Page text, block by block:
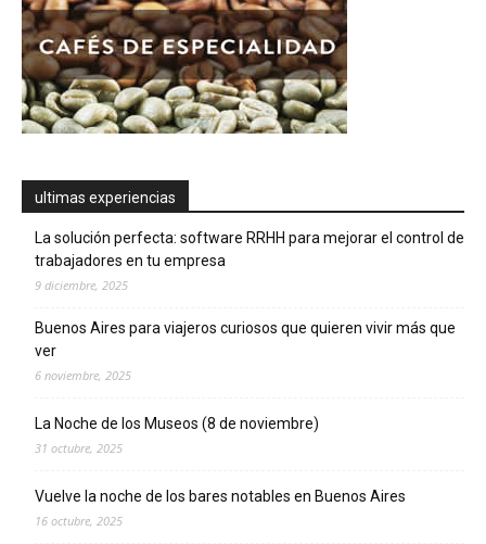
ultimas experiencias
La solución perfecta: software RRHH para mejorar el control de
trabajadores en tu empresa
9 diciembre, 2025
Buenos Aires para viajeros curiosos que quieren vivir más que
ver
6 noviembre, 2025
La Noche de los Museos (8 de noviembre)
31 octubre, 2025
Vuelve la noche de los bares notables en Buenos Aires
16 octubre, 2025